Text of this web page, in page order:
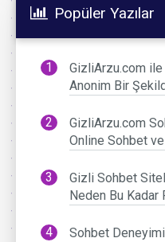
Popüler Yazılar
GizliArzu.com ile
Anonim Bir
GizliArzu.com
Online Sohbet
Gizli Sohbet
Neden Bu Kadar
Sohbet